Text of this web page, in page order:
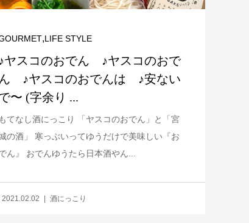
,LIFE STYLE
♪ヤスコのおでん ♪ヤスコのおで
ん ♪ヤスコのおでんは ♪安ない
〜 (字余り ...
もてなし酒にっこり 「ヤスコのおでん」と「宮
の酒」 寒っぶいってゆうだけで美味しい『お
ん』 おでんゆうたら日本酒やん...
2021.02.02 酒にっこり